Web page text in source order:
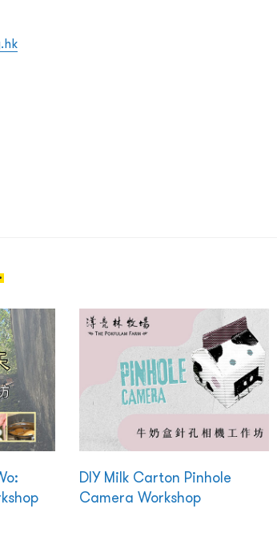
DIY Milk Carton Pinhole
Camera Workshop